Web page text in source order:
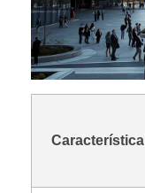
Característica